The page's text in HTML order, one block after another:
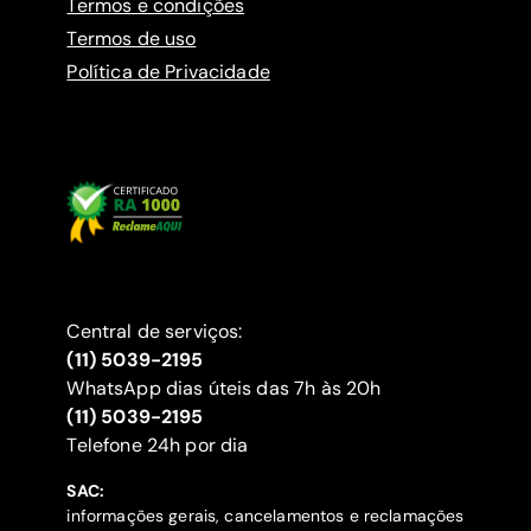
Termos e condições
Termos de uso
Política de Privacidade
Central de serviços:
(11) 5039-2195
WhatsApp dias úteis das 7h às 20h
(11) 5039-2195
‍Telefone 24h por dia
SAC:
informações gerais, cancelamentos e reclamações